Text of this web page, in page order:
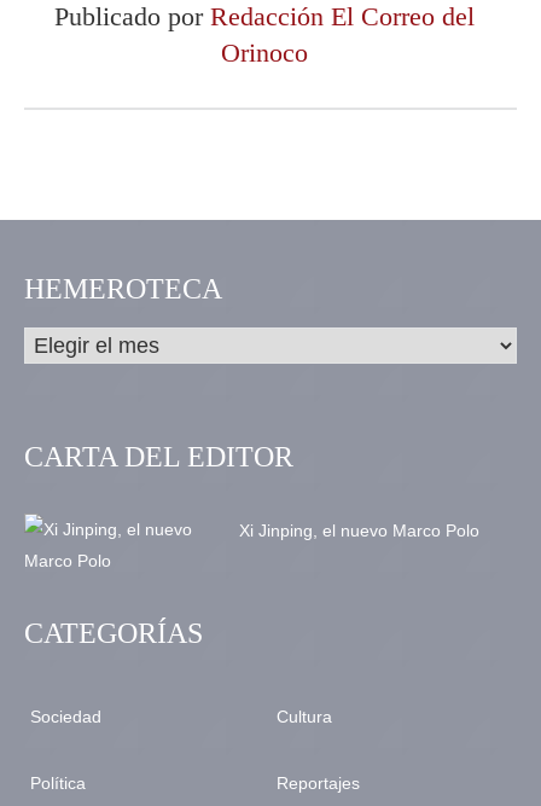
Publicado por Redacción El Correo del
Orinoco
HEMEROTECA
CARTA DEL EDITOR
Xi Jinping, el nuevo Marco Polo
CATEGORÍAS
Sociedad
Política
Cultura
Reportajes